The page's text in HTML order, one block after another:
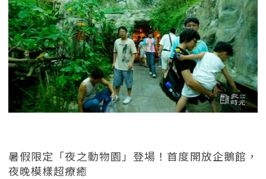
暑假限定「夜之動物園」登場！首度開放企鵝館，
夜晚模樣超療癒